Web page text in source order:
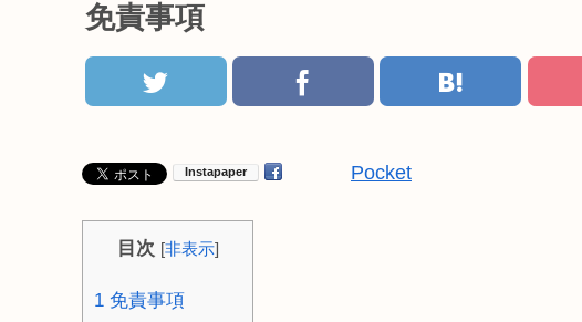
免責事項
Pocket
目次 [非表示]
1 免責事項